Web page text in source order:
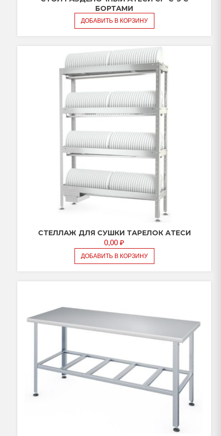
БОРТАМИ
ДОБАВИТЬ В КОРЗИНУ
CТЕЛЛАЖ ДЛЯ СУШКИ ТАРЕЛОК АТЕСИ
0,00 ₽
ДОБАВИТЬ В КОРЗИНУ